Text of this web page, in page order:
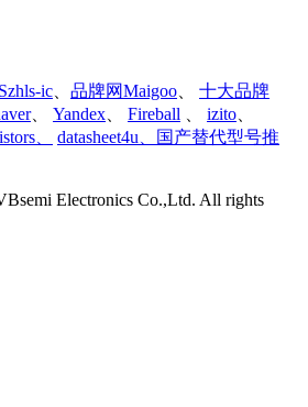
Szhls-ic 品牌网Maigoo
十大品牌
、 Yandex Fireball izito
datasheet4u、国产替代型号推
Electronics Co.,Ltd. All rights